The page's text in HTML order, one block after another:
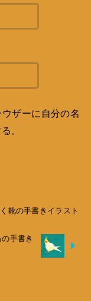
ザーに自分の名
。
靴の手書きイラスト
手書き